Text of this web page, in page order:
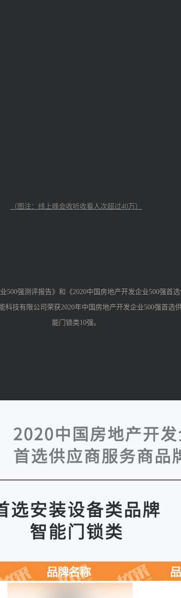
（图注：线上峰会收听收看人次超过40万）
500强测评报告》和《2020中国房地产开发企业500强首
科技有限公司荣获2020年中国房地产开发企业500强首选
能门锁类10强。